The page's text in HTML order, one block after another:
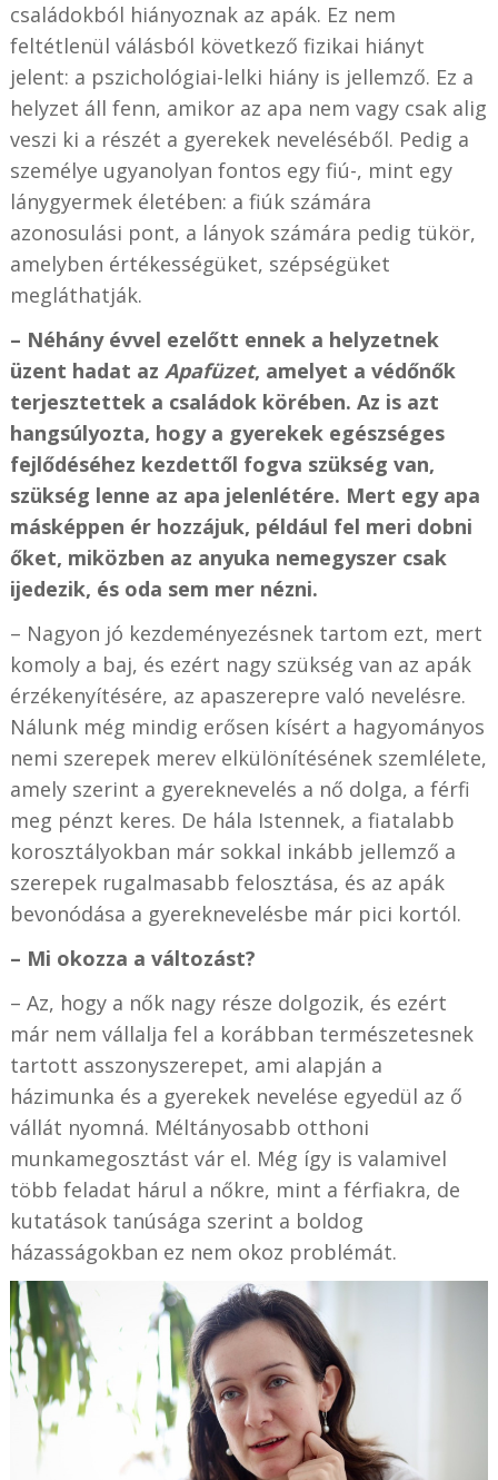
családokból hiányoznak az apák. Ez nem
feltétlenül válásból következő fizikai hiányt
jelent: a pszichológiai-lelki hiány is jellemző. Ez a
helyzet áll fenn, amikor az apa nem vagy csak alig
veszi ki a részét a gyerekek neveléséből. Pedig a
személye ugyanolyan fontos egy fiú-, mint egy
lánygyermek életében: a fiúk számára
azonosulási pont, a lányok számára pedig tükör,
amelyben értékességüket, szépségüket
megláthatják.
– Néhány évvel ezelőtt ennek a helyzetnek
üzent hadat az Apafüzet, amelyet a védőnők
terjesztettek a családok körében. Az is azt
hangsúlyozta, hogy a gyerekek egészséges
fejlődéséhez kezdettől fogva szükség van,
szükség lenne az apa jelenlétére. Mert egy apa
másképpen ér hozzájuk, például fel meri dobni
őket, miközben az anyuka nemegyszer csak
ijedezik, és oda sem mer nézni.
– Nagyon jó kezdeményezésnek tartom ezt, mert
komoly a baj, és ezért nagy szükség van az apák
érzékenyítésére, az apaszerepre való nevelésre.
Nálunk még mindig erősen kísért a hagyományos
nemi szerepek merev elkülönítésének szemlélete,
amely szerint a gyereknevelés a nő dolga, a férfi
meg pénzt keres. De hála Istennek, a fiatalabb
korosztályokban már sokkal inkább jellemző a
szerepek rugalmasabb felosztása, és az apák
bevonódása a gyereknevelésbe már pici kortól.
– Mi okozza a változást?
– Az, hogy a nők nagy része dolgozik, és ezért
már nem vállalja fel a korábban természetesnek
tartott asszonyszerepet, ami alapján a
házimunka és a gyerekek nevelése egyedül az ő
vállát nyomná. Méltányosabb otthoni
munkamegosztást vár el. Még így is valamivel
több feladat hárul a nőkre, mint a férfiakra, de
kutatások tanúsága szerint a boldog
házasságokban ez nem okoz problémát.